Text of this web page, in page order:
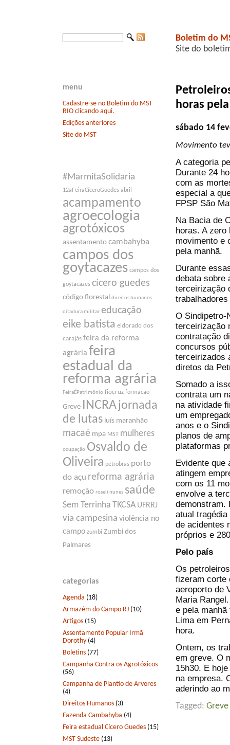
menu
Cadastre-se no Boletim do MST
RIO clicando aqui.
Edições anteriores
Site do MST
#MarmitaSolidaria
12aFeiraCíceroGuedes abril
acampamento
agroecologia
agrotóxicos
assentamento cambahyba
campos dos
goytacazes campos dos
goytacazes cícero guedes
código florestal direitos humanos
ditadura militar educação
eike batista eldorado dos
carajás feira da reforma
agrária feira
estadual da
reforma agrária
FeiraÉPatrimônio fiocruz formacao
Greve INCRA jornada
de lutas luís maranhão
macaé mpa MST mulheres
ocupação Osvaldo de
Oliveira petrobras porto
do açu reforma agrária
remoção roseli nunes saúde
Sem Terrinha TKCSA UFRRJ
via campesina violência no
campo zumbi Zumbi dos
Palmares
categorias
Agenda (18)
Armazém do Campo RJ (10)
Artigos (15)
Assentamento Popular Irmã
Dorothy (4)
Boletins (77)
Campanha Contra os Agrotóxicos
(56)
Campanha de Plantio de Arvores
(4)
Direitos Humanos (3)
Fazenda Cambahyba (4)
Feira estadual Cícero Guedes (15)
MST Sudeste (13)
Boletim do
Site do
horas
sábado 14
Movimento
A categoria
Durante 24
com as
especial a
FPSP São
Na Bacia de
horas. A zero
movimento e
pela manhã.
Durante
debata sobre
terceirização
O Sindipetro-
terceirização
contratação
concursos
terceirizados
diretos da
Somado a
contrata um
na atividade
um
anos e o
planos de
plataformas
Evidente que
atingem
com os 11
envolve a
demonstram.
atual
de acidentes
próprios e
Pelo país
Os
fizeram corte
aeroporto de
Maria
e pela
Lima em
hora.
Ontem, os
em greve. O
15h30. E
na empresa.
aderindo ao
Tagged: Greve